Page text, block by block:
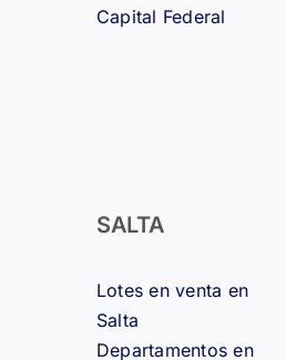
Capital Federal
SALTA
Lotes en venta en
Salta
Departamentos en